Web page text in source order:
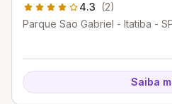
4.3 (2)
Parque Sao Gabriel - Itatiba -
Saiba